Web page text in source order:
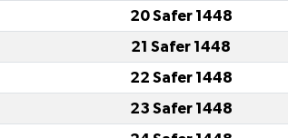
20 Safer 1448
21 Safer 1448
22 Safer 1448
23 Safer 1448